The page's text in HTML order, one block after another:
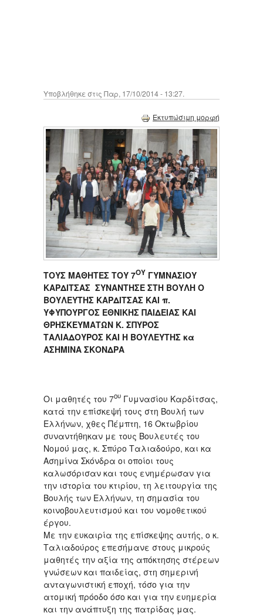
Υποβλήθηκε στις Παρ, 17/10/2014 - 13:27.
Εκτυπώσιμη μορφή
ΤΟΥΣ ΜΑΘΗΤΕΣ ΤΟΥ 7ΟΥ ΓΥΜΝΑΣΙΟΥ
ΚΑΡΔΙΤΣΑΣ ΣΥΝΑΝΤΗΣΕ ΣΤΗ ΒΟΥΛΗ Ο
ΒΟΥΛΕΥΤΗΣ ΚΑΡΔΙΤΣΑΣ ΚΑΙ π.
ΥΦΥΠΟΥΡΓΟΣ ΕΘΝΙΚΗΣ ΠΑΙΔΕΙΑΣ ΚΑΙ
ΘΡΗΣΚΕΥΜΑΤΩΝ Κ. ΣΠΥΡΟΣ
ΤΑΛΙΑΔΟΥΡΟΣ ΚΑΙ Η ΒΟΥΛΕΥΤΗΣ κα
ΑΣΗΜΙΝΑ ΣΚΟΝΔΡΑ
Οι μαθητές του 7ου Γυμνασίου Καρδίτσας,
κατά την επίσκεψή τους στη Βουλή των
Ελλήνων, χθες Πέμπτη, 16 Οκτωβρίου
συναντήθηκαν με τους Βουλευτές του
Νομού μας, κ. Σπύρο Ταλιαδούρο, και κα
Ασημίνα Σκόνδρα οι οποίοι τους
καλωσόρισαν και τους ενημέρωσαν για
την ιστορία του κτιρίου, τη λειτουργία της
Βουλής των Ελλήνων, τη σημασία του
κοινοβουλευτισμού και του νομοθετικού
έργου.
Με την ευκαιρία της επίσκεψης αυτής, ο κ.
Ταλιαδούρος επεσήμανε στους μικρούς
μαθητές την αξία της απόκτησης στέρεων
γνώσεων και παιδείας, στη σημερινή
ανταγωνιστική εποχή, τόσο για την
ατομική πρόοδο όσο και για την ευημερία
και την ανάπτυξη της πατρίδας μας.